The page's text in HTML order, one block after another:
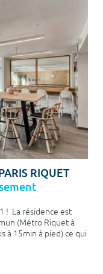
RIQUET
! La résidence est
(Métro Riquet à
à 15min à pied) ce qui